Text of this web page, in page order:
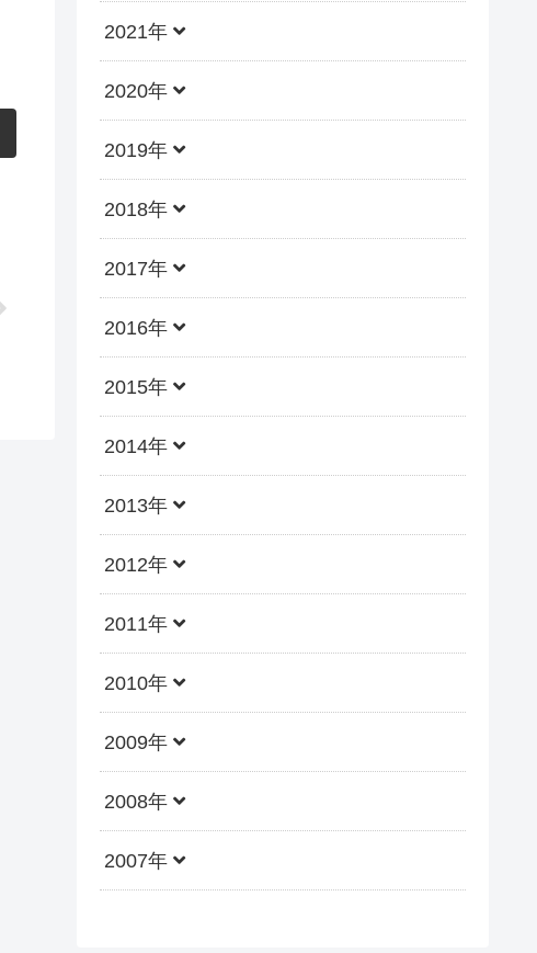
2021年
2020年
2019年
2018年
2017年
2016年
2015年
2014年
2013年
2012年
2011年
2010年
2009年
2008年
2007年